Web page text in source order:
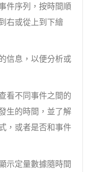
件序列，按時間順
右或從上到下繪
信息，以便分析或
看不同事件之間的
生的時間，並了解
，或者是否和事件
示定量數據隨時間